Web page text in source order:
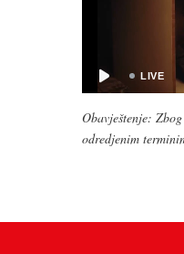
Obavještenje:
odredjenim